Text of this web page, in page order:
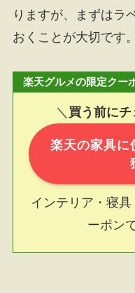
りますが、まずはラ
おくことが大切です。
楽天グルメの限定クー
＼ 買う前に
楽天の家具に
インテリア・寝
ーポン